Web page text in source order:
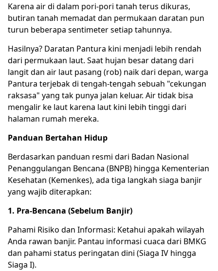
Karena air di dalam pori-pori tanah terus dikuras,
butiran tanah memadat dan permukaan daratan pun
turun beberapa sentimeter setiap tahunnya.
Hasilnya? Daratan Pantura kini menjadi lebih rendah
dari permukaan laut. Saat hujan besar datang dari
langit dan air laut pasang (rob) naik dari depan, warga
Pantura terjebak di tengah-tengah sebuah "cekungan
raksasa" yang tak punya jalan keluar. Air tidak bisa
mengalir ke laut karena laut kini lebih tinggi dari
halaman rumah mereka.
Panduan Bertahan Hidup
Berdasarkan panduan resmi dari Badan Nasional
Penanggulangan Bencana (BNPB) hingga Kementerian
Kesehatan (Kemenkes), ada tiga langkah siaga banjir
yang wajib diterapkan:
1. Pra-Bencana (Sebelum Banjir)
Pahami Risiko dan Informasi: Ketahui apakah wilayah
Anda rawan banjir. Pantau informasi cuaca dari BMKG
dan pahami status peringatan dini (Siaga IV hingga
Siaga I).